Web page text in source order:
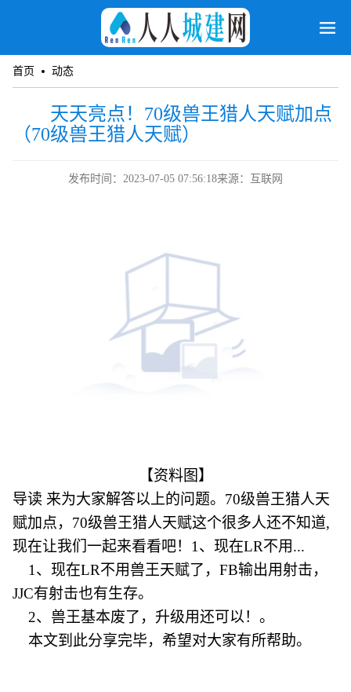
首页 动态
天天亮点！70级兽王猎人天赋加点
（70级兽王猎人天赋）
发布时间：2023-07-05 07:56:18来源：互联网
【资料图】
导读 来为大家解答以上的问题。70级兽王猎人天
赋加点，70级兽王猎人天赋这个很多人还不知道,
现在让我们一起来看看吧！1、现在LR不用...
1、现在LR不用兽王天赋了，FB输出用射击，
JJC有射击也有生存。
2、兽王基本废了，升级用还可以！。
本文到此分享完毕，希望对大家有所帮助。